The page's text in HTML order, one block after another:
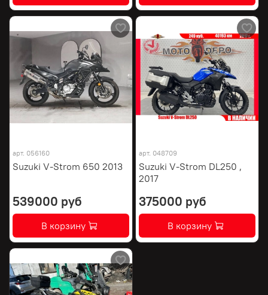
арт. 056160
Suzuki V-Strom 650 2013
539000 руб
В корзину
арт. 048709
Suzuki V-Strom DL250 ,
2017
375000 руб
В корзину